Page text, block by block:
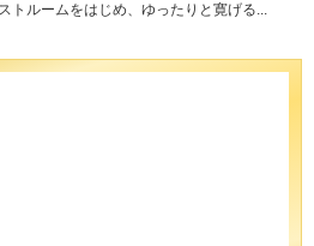
トルームをはじめ、ゆったりと寛げる...